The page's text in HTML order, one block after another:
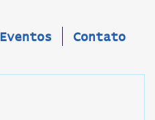
Eventos Contato